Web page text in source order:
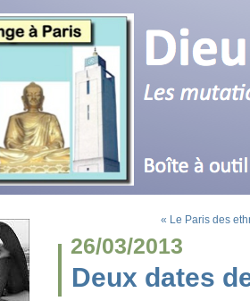
« Le Paris des
26/03/2013
Deux dates